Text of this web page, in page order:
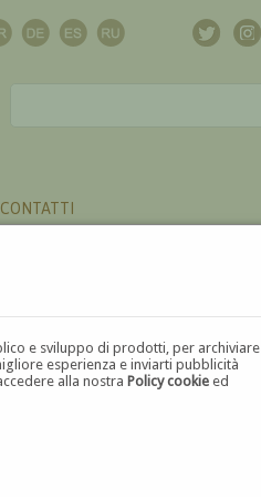
e sviluppo di prodotti, per archiviare
esperienza e inviarti pubblicità
alla nostraPolicy cookie ed
CONTATTI
W X Y Z ⬅